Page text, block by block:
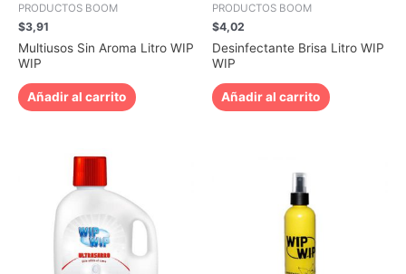
PRODUCTOS BOOM
$3,91
Multiusos Sin Aroma Litro WIP
WIP
Añadir al carrito
PRODUCTOS BOOM
$4,02
Desinfectante Brisa Litro WIP
WIP
Añadir al carrito